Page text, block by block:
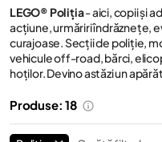
LEGO® Poliția- aici, copii și
acțiune, urmăriri îndrăznețe,
curajoase. Secții de poliție,
vehicule off-road, bărci,
hoților. Devino astăzi un
Produse: 18